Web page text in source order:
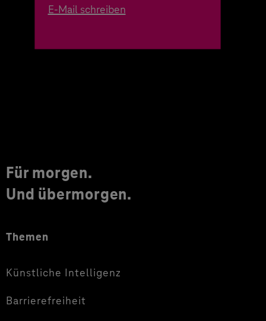
E-Mail schreiben
Für morgen.
Und übermorgen.
Themen
Künstliche Intelligenz
Barrierefreiheit